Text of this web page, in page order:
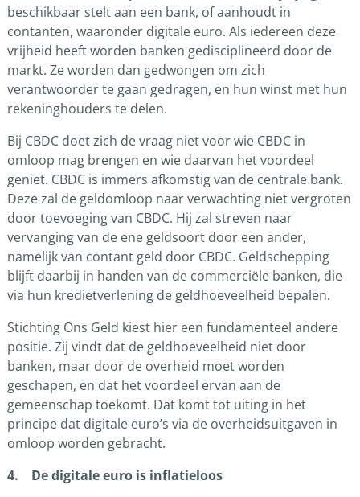
beschikbaar stelt aan een bank, of aanhoudt in
contanten, waaronder digitale euro. Als iedereen deze
vrijheid heeft worden banken gedisciplineerd door de
markt. Ze worden dan gedwongen om zich
verantwoorder te gaan gedragen, en hun winst met hun
rekeninghouders te delen.
Bij CBDC doet zich de vraag niet voor wie CBDC in
omloop mag brengen en wie daarvan het voordeel
geniet. CBDC is immers afkomstig van de centrale bank.
Deze zal de geldomloop naar verwachting niet vergroten
door toevoeging van CBDC. Hij zal streven naar
vervanging van de ene geldsoort door een ander,
namelijk van contant geld door CBDC. Geldschepping
blijft daarbij in handen van de commerciële banken, die
via hun kredietverlening de geldhoeveelheid bepalen.
Stichting Ons Geld kiest hier een fundamenteel andere
positie. Zij vindt dat de geldhoeveelheid niet door
banken, maar door de overheid moet worden
geschapen, en dat het voordeel ervan aan de
gemeenschap toekomt. Dat komt tot uiting in het
principe dat digitale euro’s via de overheidsuitgaven in
omloop worden gebracht.
4. De digitale euro is inflatieloos